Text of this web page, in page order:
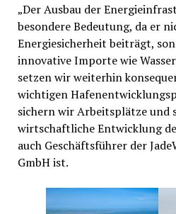
„Der Ausbau der
besondere Bedeutung, da er
Energiesicherheit beiträgt,
innovative Importe wie
setzen wir weiterhin
wichtigen
sichern wir Arbeitsplätze und
wirtschaftliche Entwicklung
auch Geschäftsführer der
GmbH ist.